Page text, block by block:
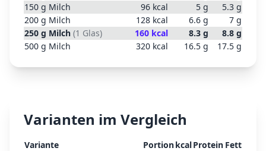
150 g Milch 96 kcal 5 g 5.3 g
200 g Milch 128 kcal 6.6 g 7 g
250 g Milch (1 Glas) 160 kcal 8.3 g 8.8 g
500 g Milch 320 kcal 16.5 g 17.5 g
Varianten im Vergleich
Variante PortionkcalProtein Fett